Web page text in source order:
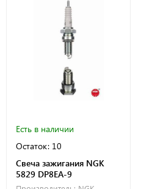
Есть в наличии
Остаток: 10
Свеча зажигания NGK
5829 DP8EA-9